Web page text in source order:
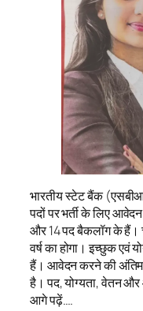
भारतीय स्टेट बैंक
पदों पर भर्ती के लिए
और 14 पद बैकलॉग के हैं।
वर्ष का होगा। इच्छुक
हैं। आवेदन करने की अंतिम
है। पद, योग्यता, वेतन और
आगे पढ़ें….